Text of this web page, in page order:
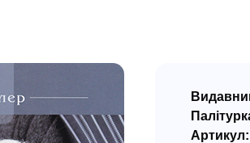
Історія
Книги іноземними мовами
Лідерство
Артикул: